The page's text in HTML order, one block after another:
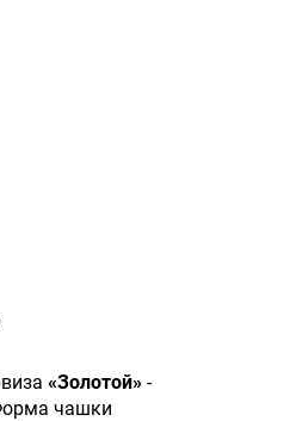
«Золотой» -
чашки